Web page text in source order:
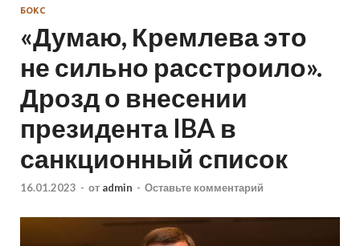
БОКС
«Думаю, Кремлева это
не сильно расстроило».
Дрозд о внесении
президента IBA в
санкционный список
16.01.2023 - от admin - Оставьте комментарий